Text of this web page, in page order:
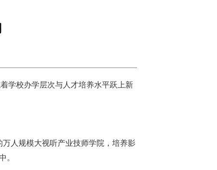
学校办学层次与人才培养水平跃上新
人规模大视听产业技师学院，培养影
。